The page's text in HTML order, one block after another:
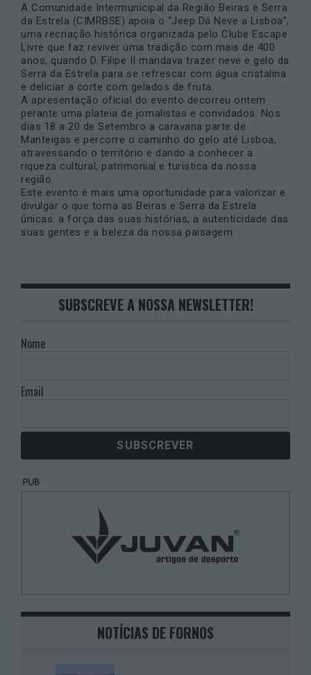
A Comunidade Intermunicipal da Região Beiras e Serra
da Estrela (CIMRBSE) apoia o “Jeep Dá Neve a Lisboa”,
uma recriação histórica organizada pelo Clube Escape
Livre que faz reviver uma tradição com mais de 400
anos, quando D. Filipe II mandava trazer neve e gelo da
Serra da Estrela para se refrescar com água cristalina
e deliciar a corte com gelados de fruta.
A apresentação oficial do evento decorreu ontem
perante uma plateia de jornalistas e convidados. Nos
dias 18 a 20 de Setembro a caravana parte de
Manteigas e percorre o caminho do gelo até Lisboa,
atravessando o território e dando a conhecer a
riqueza cultural, patrimonial e turística da nossa
região.
Este evento é mais uma oportunidade para valorizar e
divulgar o que torna as Beiras e Serra da Estrela
únicas: a força das suas histórias, a autenticidade das
suas gentes e a beleza da nossa paisagem.
SUBSCREVE A NOSSA NEWSLETTER!
Nome
Email
NOTÍCIAS DE FORNOS